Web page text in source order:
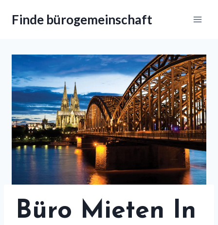
InhaltFinde bürogemeinschaft
Büro Mieten In